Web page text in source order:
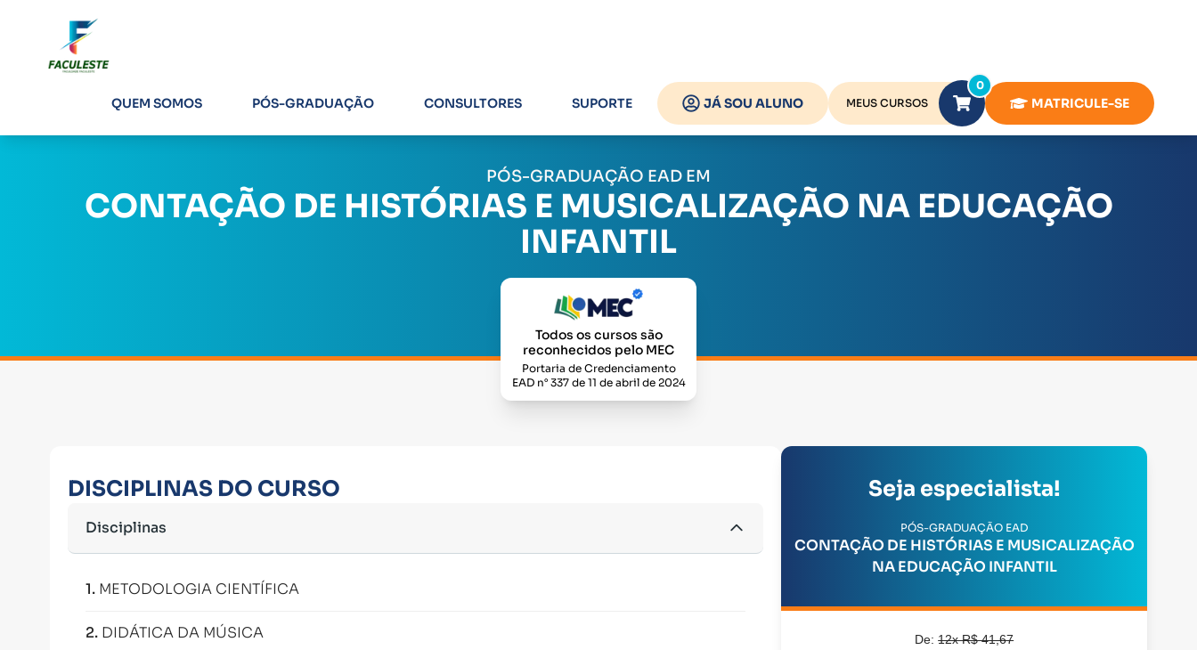
QUEM SOMOS PÓS-GRADUAÇÃO CONSULTORES SUPORTE JÁ SOU ALUNO MEUS CURSOS
0
MATRICULE-SE
PÓS-GRADUAÇÃO EAD EM
CONTAÇÃO DE HISTÓRIAS E MUSICALIZAÇÃO NA EDUCAÇÃO
INFANTIL
Todos os cursos são
reconhecidos pelo MEC
Portaria de Credenciamento
EAD n° 337 de 11 de abril de 2024
DISCIPLINAS DO CURSO
Disciplinas
1. METODOLOGIA CIENTÍFICA
2. DIDÁTICA DA MÚSICA
Seja especialista!
PÓS-GRADUAÇÃO EAD
CONTAÇÃO DE HISTÓRIAS E MUSICALIZAÇÃO
NA EDUCAÇÃO INFANTIL
De:12x R$ 41,67